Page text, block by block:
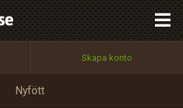
Skapa konto
Nyfött
Utför
100%
OK
Tillbaka till förstasidan